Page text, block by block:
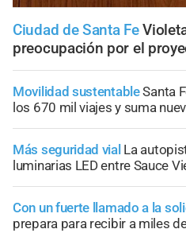
Ciudad de Santa Fe
preocupación por el
Movilidad sustentableSanta
los 670 mil viajes y suma
Más seguridad vial La
luminarias LED entre Sauce
Con un fuerte llamado a la
prepara para recibir a miles